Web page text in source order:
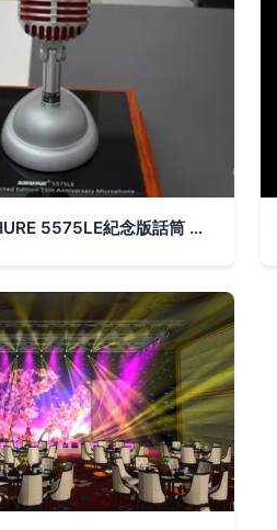
銳聲榮獲ACE頒贈SHURE 5575LE紀念版話筒 傳承行業經典，共譜音響新篇